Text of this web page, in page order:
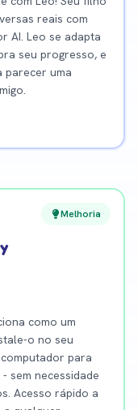
reais com
AI. Leo se adapta
seu progresso, e
parecer uma
Melhoria
como um
o no seu
para
sem necessidade
Acesso rápido a